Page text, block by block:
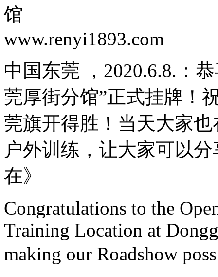
中国东莞 ，2020.6.8.：
莞厚街分馆”正式挂牌！
莞旗开得胜！当天大家
户外训练，让大家可以
在》
Congratulations to the
Training Location at
making our Roadshow